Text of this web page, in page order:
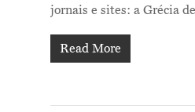
jornais e sites: a Grécia
Read More